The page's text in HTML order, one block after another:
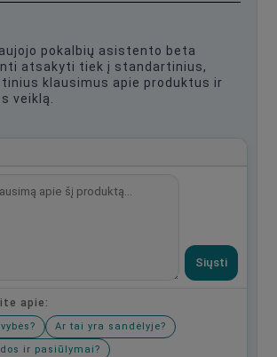
pokalbių asistento beta
atsakyti tiek į standartinius,
klausimus apie produktus ir
veiklą.
Siųsti
apie:
Ar tai yra sandėlyje?
ir pasiūlymai?